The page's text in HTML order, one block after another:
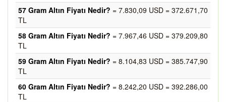
57 Gram Altın Fiyatı Nedir? = 7.830,09 USD = 372.671,70
TL
58 Gram Altın Fiyatı Nedir? = 7.967,46 USD = 379.209,80
TL
59 Gram Altın Fiyatı Nedir? = 8.104,83 USD = 385.747,90
TL
60 Gram Altın Fiyatı Nedir? = 8.242,20 USD = 392.286,00
TL